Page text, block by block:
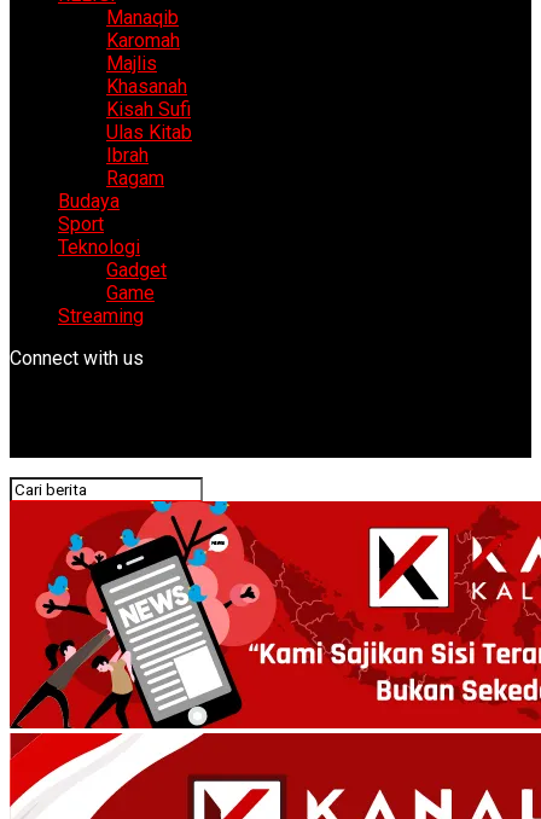
Manaqib
Karomah
Majlis
Khasanah
Kisah Sufi
Ulas Kitab
Ibrah
Ragam
Budaya
Sport
Teknologi
Gadget
Game
Streaming
Connect with us